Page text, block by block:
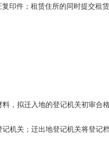
印件；租赁住所的同时提交租
料，拟迁入地的登记机关初审合
记机关；迁出地登记机关将登记